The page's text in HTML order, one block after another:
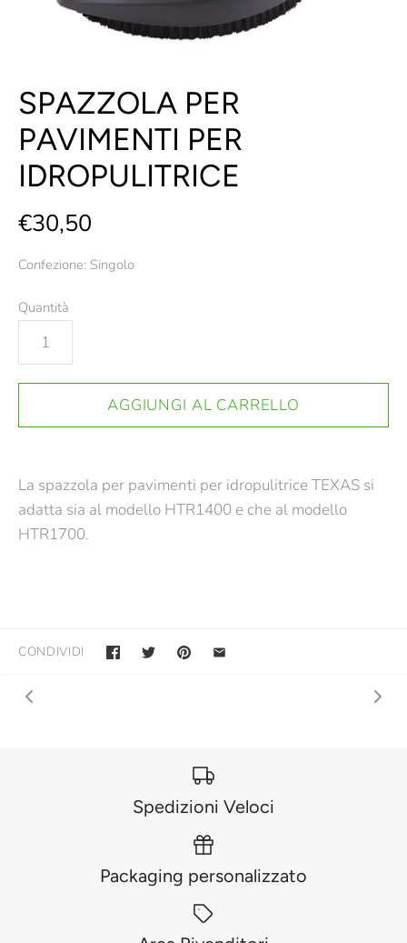
SPAZZOLA PER
PAVIMENTI PER
IDROPULITRICE
€30,50
Confezione: Singolo
Quantità
La spazzola per pavimenti per idropulitrice TEXAS si
adatta sia al modello HTR1400 e che al modello
HTR1700.
CONDIVIDI
Spedizioni Veloci
Packaging personalizzato